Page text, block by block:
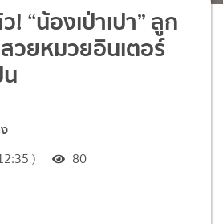
! “น้องเป่าเปา” ลูก
วยหมวยอินเตอร์
) 80